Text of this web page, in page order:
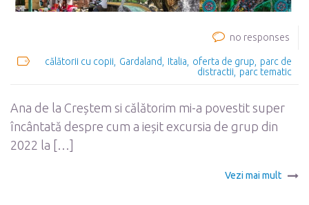
no responses
călătorii cu copii Gardaland Italia oferta de grup
parc de
distractii
parc tematic
Ana de la Creștem si călătorim mi-a povestit super
încântată despre cum a ieșit excursia de grup din
2022 la […]
Vezi mai mult